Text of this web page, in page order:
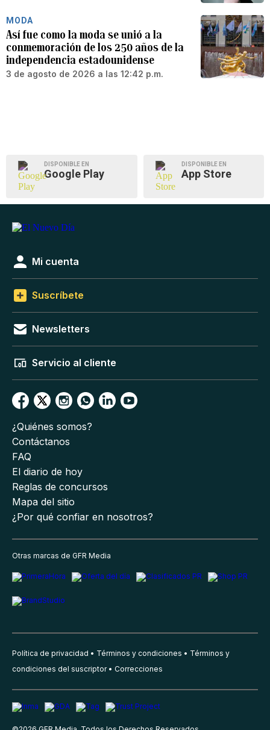
MODA
Así fue como la moda se unió a la
conmemoración de los 250 años de la
independencia estadounidense
3 de agosto de 2026 a las 12:42 p.m.
DISPONIBLE EN
Google Play
DISPONIBLE EN
App Store
Mi cuenta
Suscríbete
Newsletters
Servicio al cliente
¿Quiénes somos?
Contáctanos
FAQ
El diario de hoy
Reglas de concursos
Mapa del sitio
¿Por qué confiar en nosotros?
Otras marcas de GFR Media
Política de privacidad Términos y condiciones
Términos y
condiciones del suscriptor
Correcciones